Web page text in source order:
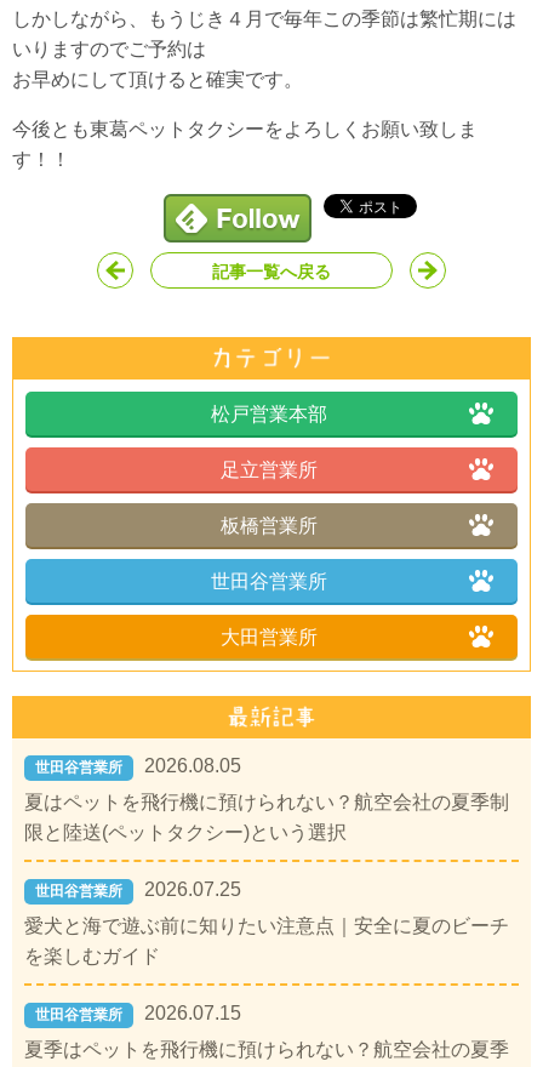
しかしながら、もうじき４月で毎年この季節は繁忙期には
いりますのでご予約は
お早めにして頂けると確実です。
今後とも東葛ペットタクシーをよろしくお願い致しま
す！！
記事一覧へ戻る
松戸営業本部
足立営業所
板橋営業所
世田谷営業所
大田営業所
世田谷営業所
2026.08.05
夏はペットを飛行機に預けられない？航空会社の夏季制
限と陸送(ペットタクシー)という選択
世田谷営業所
2026.07.25
愛犬と海で遊ぶ前に知りたい注意点｜安全に夏のビーチ
を楽しむガイド
世田谷営業所
2026.07.15
夏季はペットを飛行機に預けられない？航空会社の夏季